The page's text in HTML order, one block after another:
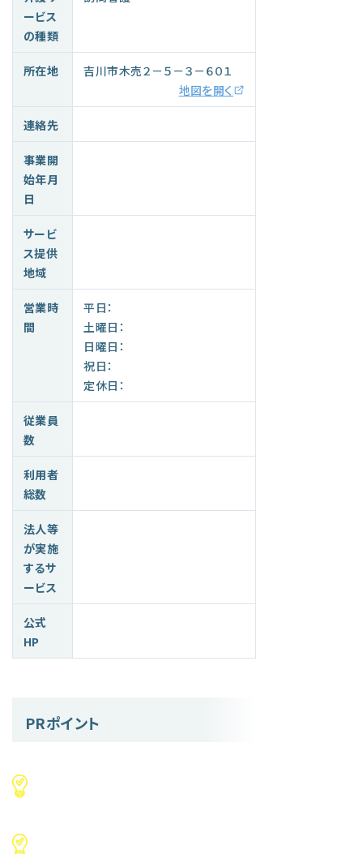
ービス
の種類
所在地
吉川市木売２－５－３－６０１
地図を開く
連絡先
事業開
始年月
日
サービ
ス提供
地域
営業時
間
平日：
土曜日：
日曜日：
祝日：
定休日：
従業員
数
利用者
総数
法人等
が実施
するサ
ービス
公式
HP
PRポイント